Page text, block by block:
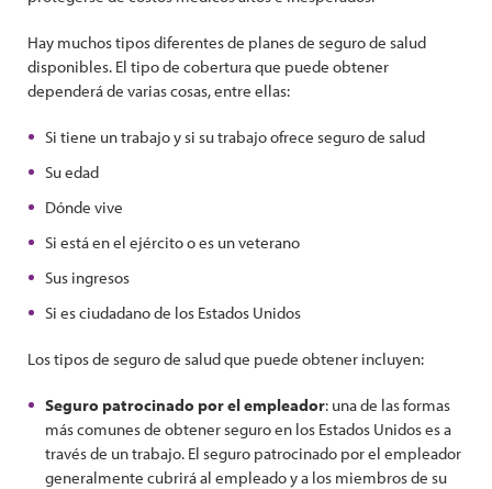
Hay muchos tipos diferentes de planes de seguro de salud
disponibles. El tipo de cobertura que puede obtener
dependerá de varias cosas, entre ellas:
Si tiene un trabajo y si su trabajo ofrece seguro de salud
Su edad
Dónde vive
Si está en el ejército o es un veterano
Sus ingresos
Si es ciudadano de los Estados Unidos
Los tipos de seguro de salud que puede obtener incluyen:
Seguro patrocinado por el empleador: una de las formas
más comunes de obtener seguro en los Estados Unidos es a
través de un trabajo. El seguro patrocinado por el empleador
generalmente cubrirá al empleado y a los miembros de su